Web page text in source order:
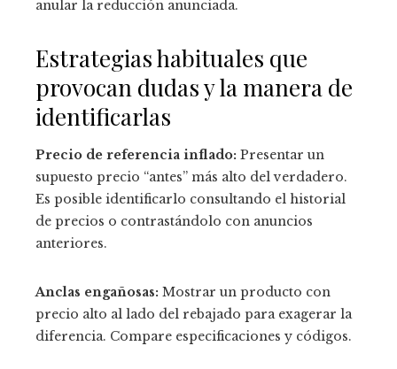
anular la reducción anunciada.
Estrategias habituales que
provocan dudas y la manera de
identificarlas
Precio de referencia inflado: Presentar un
supuesto precio “antes” más alto del verdadero.
Es posible identificarlo consultando el historial
de precios o contrastándolo con anuncios
anteriores.
Anclas engañosas: Mostrar un producto con
precio alto al lado del rebajado para exagerar la
diferencia. Compare especificaciones y códigos.